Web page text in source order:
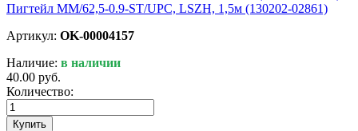
Пигтейл MM/62,5-0.9-ST/UPC, LSZH, 1,5м (130202-02861)
Артикул: OK-00004157
Наличие: в наличии
40.00 руб.
Количество:
Купить